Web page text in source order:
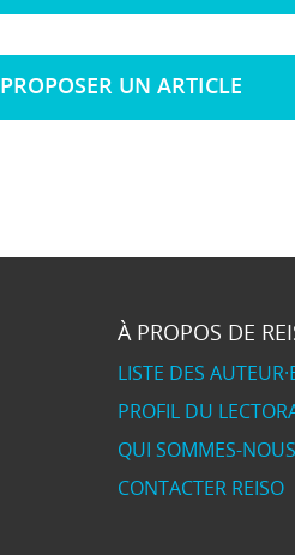
PROPOSER UN ARTICLE
À PROPOS DE
LISTE DES
PROFIL DU
QUI SOMMES-
CONTACTER REISO